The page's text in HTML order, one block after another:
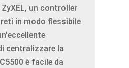
un controller
reti in modo flessibile
centralizzare la
è facile da